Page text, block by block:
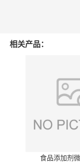
相关产品：
食品添加剂